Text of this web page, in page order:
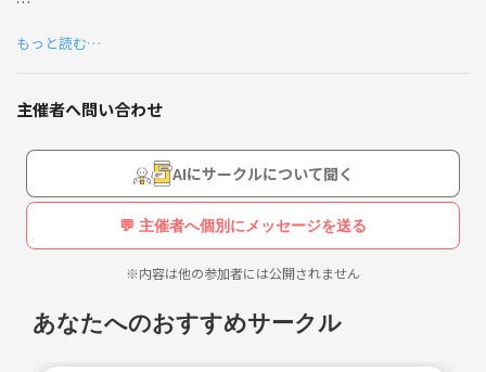
◎立ち上げにあたって
「ソロ参加は不安だけど、謎解きやリアル脱出ゲームを楽しみたい」
「即席チームより、気の合う仲間と謎解きゲームをしたい」
そんな人たちで、少人数のゆるいサークルを作りたいと思っています。
◎活動内容
•現在3名程で5回活動中(全員ソロ参加です)
• 月2回程度の開催
• リアル脱出ゲーム名古屋店、NANICA-NAGOYAを中心にチームで謎解
• ボードゲーム会も開催予定
•他にも面白コンテンツがあれば不定期で開催
もっと読む…
主催者へ問い合わせ
AIにサークルについて聞く
💬 主催者へ個別にメッセージを送る
※内容は他の参加者には公開されません
あなたへのおすすめサークル